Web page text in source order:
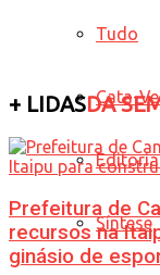
Tudo
Cata-
Síntese
+ LIDASDA
Prefeitura de
recursos na
ginásio de